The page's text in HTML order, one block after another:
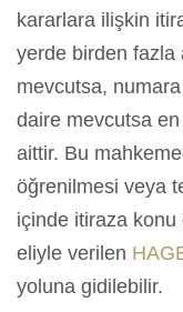
kararlara ilişkin
yerde birden fazla
mevcutsa,
daire mevcutsa en
aittir. Bu
öğrenilmesi veya
içinde itiraza konu
eliyle verilen
yoluna gidilebilir.